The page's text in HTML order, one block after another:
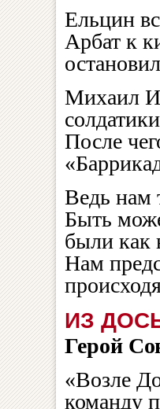
Ельцин
Арбат к
Михаил
После
Ведь нам
Быть
были как
Нам
ИЗ
Герой
«Возле
команду